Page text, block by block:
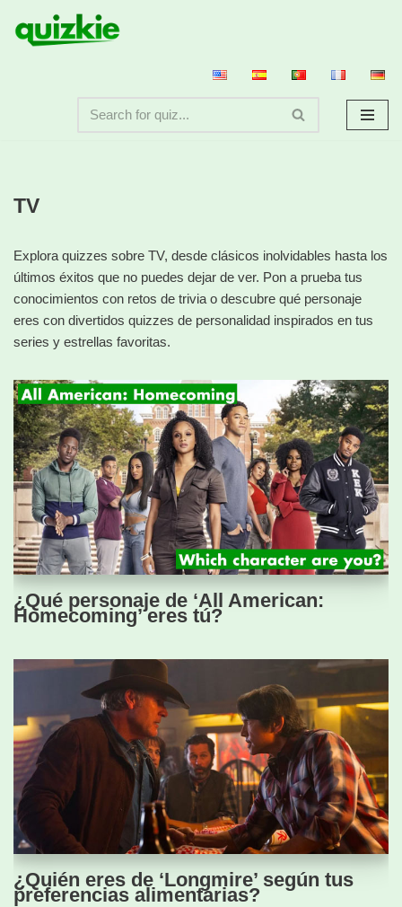
Saltar
TV
Explora quizzes sobre TV, desde clásicos inolvidables hasta los
últimos éxitos que no puedes dejar de ver. Pon a prueba tus
conocimientos con retos de trivia o descubre qué personaje
eres con divertidos quizzes de personalidad inspirados en tus
series y estrellas favoritas.
¿Qué personaje de ‘All American:
Homecoming’ eres tú?
¿Quién eres de ‘Longmire’ según tus
preferencias alimentarias?